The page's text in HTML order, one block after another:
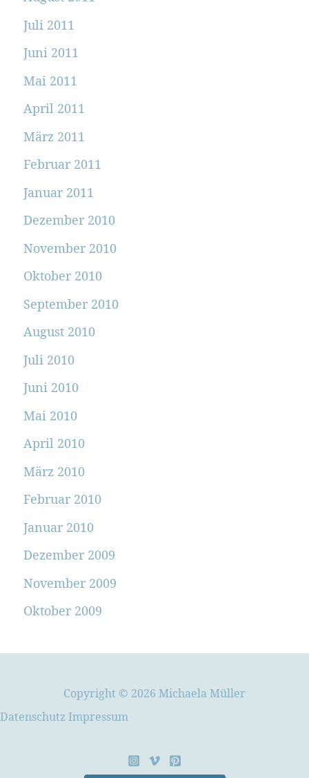
Juli 2011
Juni 2011
Mai 2011
April 2011
März 2011
Februar 2011
Januar 2011
Dezember 2010
November 2010
Oktober 2010
September 2010
August 2010
Juli 2010
Juni 2010
Mai 2010
April 2010
März 2010
Februar 2010
Januar 2010
Dezember 2009
November 2009
Oktober 2009
Copyright © 2026 Michaela Müller
Datenschutz Impressum